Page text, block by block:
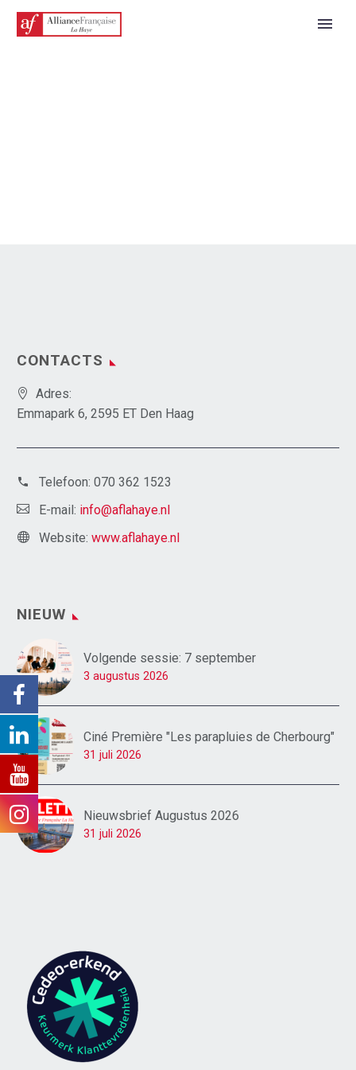
CONTACTS
Adres:
Emmapark 6, 2595 ET Den Haag
Telefoon: 070 362 1523
E-mail: info@aflahaye.nl
Website: www.aflahaye.nl
NIEUW
Volgende sessie: 7 september
3 augustus 2026
Ciné Première "Les parapluies de Cherbourg"
31 juli 2026
Nieuwsbrief Augustus 2026
31 juli 2026